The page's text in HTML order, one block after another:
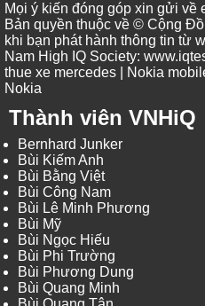
Mọi ý kiến đóng góp xin gửi về
Bản quyền thuộc về © Cộng
khi bạn phát hành thông tin từ
Nam High IQ Society:
thue xe mercedes | Nokia
Nokia
Thành viên VNHiQ
Bernhard Junker
Bùi Kiếm Anh
Bùi Bằng Việt
Bùi Công Nam
Bùi Lê Minh Phương
Bùi Mỹ
Bùi Ngọc Hiếu
Bùi Phi Trường
Bùi Phương Dung
Bùi Quang Minh